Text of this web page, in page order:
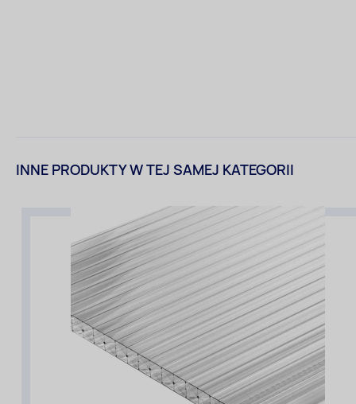
INNE PRODUKTY W TEJ SAMEJ KATEGORII